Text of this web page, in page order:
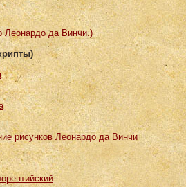
Леонардо да Винчи.)
рисунков Леонардо да Винчи